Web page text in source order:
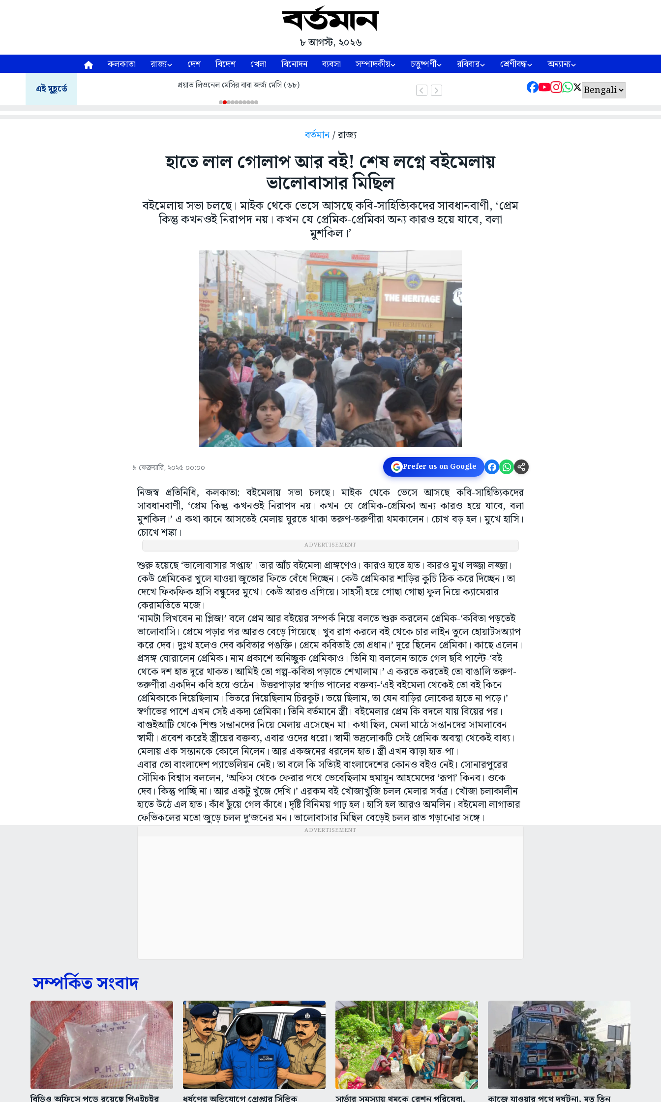
৮ আগস্ট, ২০২৬
কলকাতা রাজ্য দেশ বিদেশ খেলা বিনোদন ব্যবসা সম্পাদকীয় চতুষ্পর্ণী রবিবার শ্রেণীবদ্ধ অন্যান্য
এই মুহূর্তে প্রয়াত লিওনেল মেসির বাবা জর্জ মেসি (৬৮)
বর্তমান/ রাজ্য
হাতে লাল গোলাপ আর বই! শেষ লগ্নে বইমেলায়
ভালোবাসার মিছিল
বইমেলায় সভা চলছে। মাইক থেকে ভেসে আসছে কবি-সাহিত্যিকদের সাবধানবাণী, ‘প্রেম
কিন্তু কখনওই নিরাপদ নয়। কখন যে প্রেমিক-প্রেমিকা অন্য কারও হয়ে যাবে, বলা
মুশকিল।’
৯ ফেব্রুয়ারি, ২০২৫ ০০:০০ Prefer us on Google
নিজস্ব প্রতিনিধি, কলকাতা: বইমেলায় সভা চলছে। মাইক থেকে ভেসে আসছে কবি-সাহিত্যিকদের
সাবধানবাণী, ‘প্রেম কিন্তু কখনওই নিরাপদ নয়। কখন যে প্রেমিক-প্রেমিকা অন্য কারও হয়ে যাবে, বলা
মুশকিল।’ এ কথা কানে আসতেই মেলায় ঘুরতে থাকা তরুণ-তরুণীরা থমকালেন। চোখ বড় হল। মুখে হাসি।
চোখে শঙ্কা।
ADVERTISEMENT
শুরু হয়েছে ‘ভালোবাসার সপ্তাহ’। তার আঁচ বইমেলা প্রাঙ্গণেও। কারও হাতে হাত। কারও মুখ লজ্জা লজ্জা।
কেউ প্রেমিকের খুলে যাওয়া জুতোর ফিতে বেঁধে দিচ্ছেন। কেউ প্রেমিকার শাড়ির কুচি ঠিক করে দিচ্ছেন। তা
দেখে ফিকফিক হাসি বন্ধুদের মুখে। কেউ আরও এগিয়ে। সাহসী হয়ে গোছা গোছা ফুল নিয়ে ক্যামেরার
কেরামতিতে মজে।
‘নামটা লিখবেন না প্লিজ!’ বলে প্রেম আর বইয়ের সম্পর্ক নিয়ে বলতে শুরু করলেন প্রেমিক-‘কবিতা পড়তেই
ভালোবাসি। প্রেমে পড়ার পর আরও বেড়ে গিয়েছে। খুব রাগ করলে বই থেকে চার লাইন তুলে হোয়াটসঅ্যাপ
করে দেব। দুঃখ হলেও দেব কবিতার পঙক্তি। প্রেমে কবিতাই তো প্রধান।’ দূরে ছিলেন প্রেমিকা। কাছে এলেন।
প্রসঙ্গ ঘোরালেন প্রেমিক। নাম প্রকাশে অনিচ্ছুক প্রেমিকাও। তিনি যা বললেন তাতে গেল ছবি পাল্টে-‘বই
থেকে দশ হাত দূরে থাকত। আমিই তো গল্প-কবিতা পড়াতে শেখালাম।’ এ করতে করতেই তো বাঙালি তরুণ-
তরুণীরা একদিন কবি হয়ে ওঠেন। উত্তরপাড়ার স্বর্ণাভ পালের বক্তব্য-‘এই বইমেলা থেকেই তো বই কিনে
প্রেমিকাকে দিয়েছিলাম। ভিতরে দিয়েছিলাম চিরকুট। ভয়ে ছিলাম, তা যেন বাড়ির লোকের হাতে না পড়ে।’
স্বর্ণাভের পাশে এখন সেই একদা প্রেমিকা। তিনি বর্তমানে স্ত্রী। বইমেলার প্রেম কি বদলে যায় বিয়ের পর।
বাগুইআটি থেকে শিশু সন্তানদের নিয়ে মেলায় এসেছেন মা। কথা ছিল, মেলা মাঠে সন্তানদের সামলাবেন
স্বামী। প্রবেশ করেই স্ত্রীয়ের বক্তব্য, এবার ওদের ধরো। স্বামী ভদ্রলোকটি সেই প্রেমিক অবস্থা থেকেই বাধ্য।
মেলায় এক সন্তানকে কোলে নিলেন। আর একজনের ধরলেন হাত। স্ত্রী এখন ঝাড়া হাত-পা।
এবার তো বাংলাদেশ প্যাভেলিয়ন নেই। তা বলে কি সত্যিই বাংলাদেশের কোনও বইও নেই। সোনারপুরের
সৌমিক বিশ্বাস বললেন, ‘অফিস থেকে ফেরার পথে ভেবেছিলাম হুমায়ূন আহমেদের ‘রূপা’ কিনব। ওকে
দেব। কিন্তু পাচ্ছি না। আর একটু খুঁজে দেখি।’ এরকম বই খোঁজাখুঁজি চলল মেলার সর্বত্র। খোঁজা চলাকালীন
হাতে উঠে এল হাত। কাঁধ ছুঁয়ে গেল কাঁধে। দৃষ্টি বিনিময় গাঢ় হল। হাসি হল আরও অমলিন। বইমেলা লাগাতার
ফেভিকলের মতো জুড়ে চলল দু’জনের মন। ভালোবাসার মিছিল বেড়েই চলল রাত গড়ানোর সঙ্গে।
ADVERTISEMENT
সম্পর্কিত সংবাদ